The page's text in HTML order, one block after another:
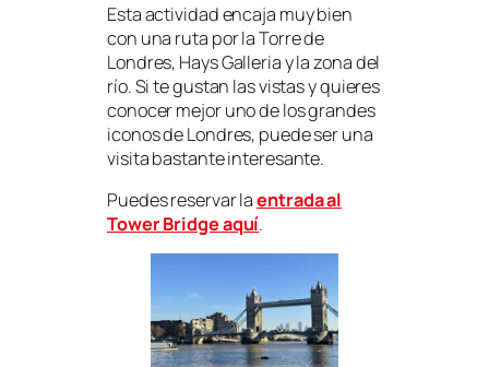
Esta actividad encaja muy bien
con una ruta por la Torre de
Londres, Hays Galleria y la zona del
río. Si te gustan las vistas y quieres
conocer mejor uno de los grandes
iconos de Londres, puede ser una
visita bastante interesante.
Puedes reservar laentrada al
Tower Bridge aquí.